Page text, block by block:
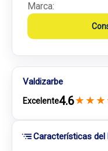
Características del
Marca:
Valdizarbe
Excelente4.6★ ★ ★